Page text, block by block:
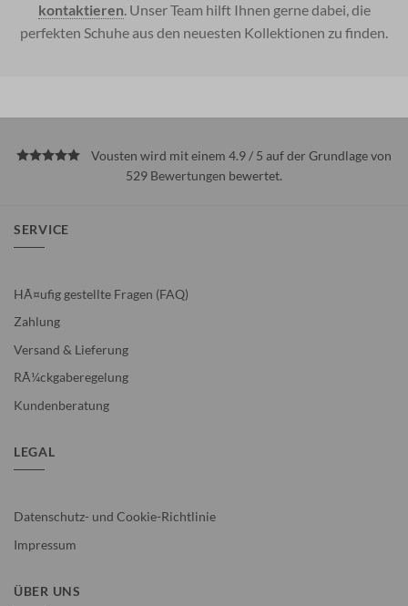
kontaktieren. Unser Team hilft Ihnen gerne dabei, die
perfekten Schuhe aus den neuesten Kollektionen zu finden.
Vousten wird mit einem 4.9 / 5 auf der Grundlage von
529 Bewertungen bewertet.
SERVICE
HÃ¤ufig gestellte Fragen (FAQ)
Zahlung
Versand & Lieferung
RÃ¼ckgaberegelung
Kundenberatung
LEGAL
Datenschutz- und Cookie-Richtlinie
Impressum
ÜBER UNS